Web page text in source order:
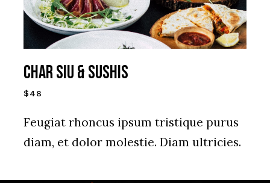
Char siu & Sushis
$48
Feugiat rhoncus ipsum tristique purus
diam, et dolor molestie. Diam ultricies.